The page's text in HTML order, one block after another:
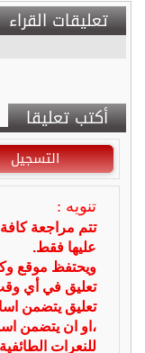
تعليقات القراء
أكتب تعليقا
التسجيل
تنويه :
تتم مراجعة
عليها فقط.
ويحتفظ موقع
تعليق في أي
تعليق يتضمن
،او ان يتضمن
للنعرات